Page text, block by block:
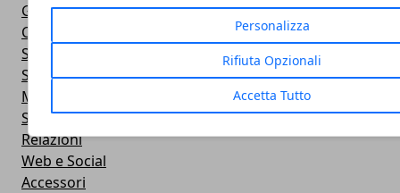
Personalizza
Rifiuta Opzionali
Accetta Tutto
Giochi
Cucina
Servizi online
Salute e Bellezza
Motori
Sport
Relazioni
Web e Social
Accessori